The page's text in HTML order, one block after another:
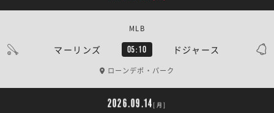
マーリンズ 05:10 ドジャース
MLB
ローンデポ・パーク
2026.09.14 [月]